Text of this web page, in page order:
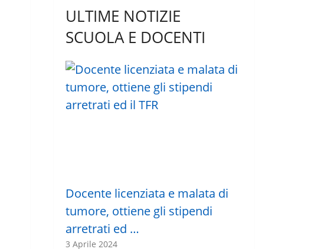
ULTIME NOTIZIE
SCUOLA E DOCENTI
Docente licenziata e malata di
tumore, ottiene gli stipendi
arretrati ed …
3 Aprile 2024